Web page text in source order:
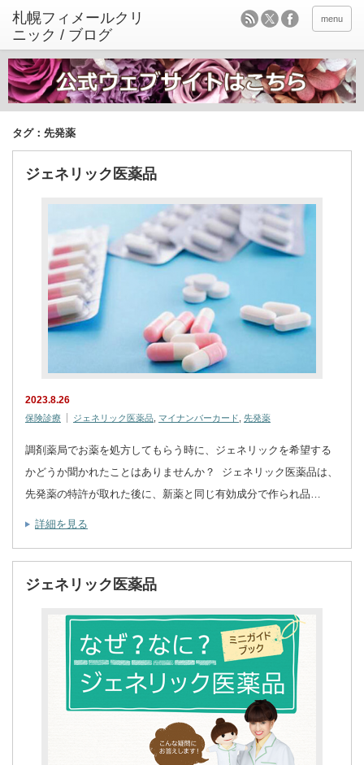
menu
タグ：先発薬
ジェネリック医薬品
2023.8.26
保険診療 ジェネリック医薬品 マイナンバーカード 先発薬
調剤薬局でお薬を処方してもらう時に、ジェネリックを希望する
かどうか聞かれたことはありませんか？ ジェネリック医薬品は、
先発薬の特許が取れた後に、新薬と同じ有効成分で作られ品…
詳細を見る
ジェネリック医薬品